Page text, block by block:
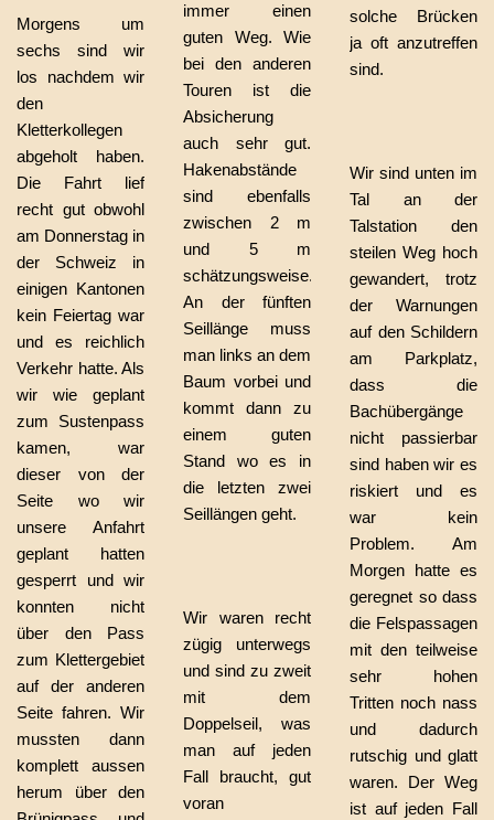
Morgens um
sechs sind wir
los nachdem wir
den
Kletterkollegen
abgeholt haben.
Die Fahrt lief
recht gut obwohl
am Donnerstag in
der Schweiz in
einigen Kantonen
kein Feiertag war
und es reichlich
Verkehr hatte. Als
wir wie geplant
zum Sustenpass
kamen, war
dieser von der
Seite wo wir
unsere Anfahrt
geplant hatten
gesperrt und wir
konnten nicht
über den Pass
zum Klettergebiet
auf der anderen
Seite fahren. Wir
mussten dann
komplett aussen
herum über den
immer einen
guten Weg. Wie
bei den anderen
Touren ist die
Absicherung
auch sehr gut.
Hakenabstände
sind ebenfalls
zwischen 2 m
und 5 m
schätzungsweise.
An der fünften
Seillänge muss
man links an dem
Baum vorbei und
kommt dann zu
einem guten
Stand wo es in
die letzten zwei
Seillängen geht.
Wir waren recht
zügig unterwegs
und sind zu zweit
mit dem
Doppelseil, was
man auf jeden
Fall braucht, gut
voran
solche Brücken
ja oft anzutreffen
sind.
Wir sind unten im
Tal an der
Talstation den
steilen Weg hoch
gewandert, trotz
der Warnungen
auf den Schildern
am Parkplatz,
dass die
Bachübergänge
nicht passierbar
sind haben wir es
riskiert und es
war kein
Problem. Am
Morgen hatte es
geregnet so dass
die Felspassagen
mit den teilweise
sehr hohen
Tritten noch nass
und dadurch
rutschig und glatt
waren. Der Weg
ist auf jeden Fall